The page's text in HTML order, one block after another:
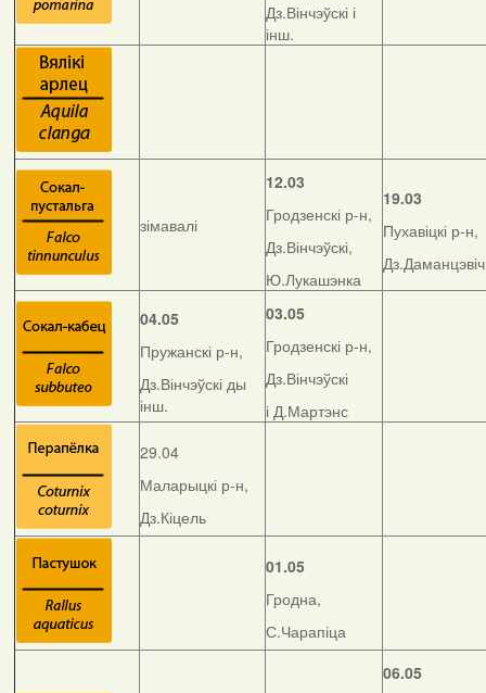
Дз.Вінчэўскі і
інш.
зімавалі
12.03
Гродзенскі р-н,
Дз.Вінчэўскі,
Ю.Лукашэнка
19.03
Пухавіцкі р-н,
Дз.Даманцэвіч
04.05
Пружанскі р-н,
Дз.Вінчэўскі ды
інш.
03.05
Гродзенскі р-н,
Дз.Вінчэўскі
і Д.Мартэнс
29.04
Маларыцкі р-н,
Дз.Кіцель
01.05
Гродна,
С.Чарапіца
06.05